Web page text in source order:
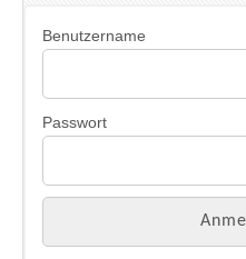
Benutzername
Passwort